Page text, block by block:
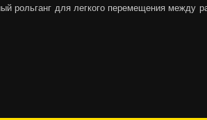
рольганг для легкого перемещения между